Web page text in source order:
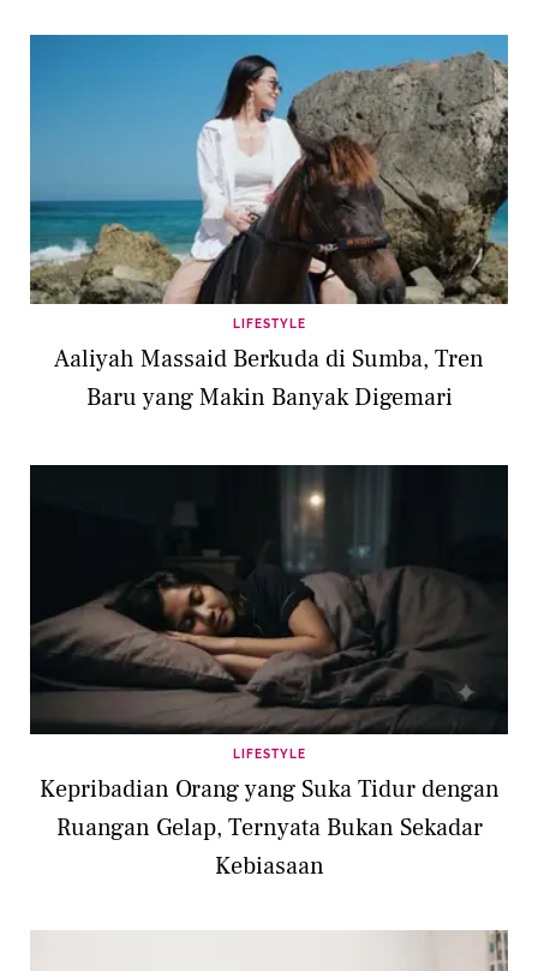
LIFESTYLE
Aaliyah Massaid Berkuda di Sumba, Tren
Baru yang Makin Banyak Digemari
LIFESTYLE
Kepribadian Orang yang Suka Tidur dengan
Ruangan Gelap, Ternyata Bukan Sekadar
Kebiasaan